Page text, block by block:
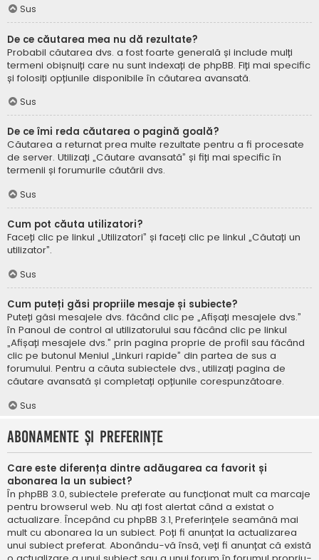
Sus
De ce căutarea mea nu dă rezultate?
Probabil căutarea dvs. a fost foarte generală și include mulți
termeni obișnuiți care nu sunt indexați de phpBB. Fiți mai specific
și folosiți opțiunile disponibile în căutarea avansată.
Sus
De ce îmi reda căutarea o pagină goală?
Căutarea a returnat prea multe rezultate pentru a fi procesate
de server. Utilizați „Căutare avansată” și fiți mai specific în
termenii și forumurile căutării dvs.
Sus
Cum pot căuta utilizatori?
Faceți clic pe linkul „Utilizatori” și faceți clic pe linkul „Căutați un
utilizator”.
Sus
Cum puteți găsi propriile mesaje și subiecte?
Puteți găsi mesajele dvs. făcând clic pe „Afișați mesajele dvs.”
în Panoul de control al utilizatorului sau făcând clic pe linkul
„Afișați mesajele dvs.” prin pagina proprie de profil sau făcând
clic pe butonul Meniul „Linkuri rapide” din partea de sus a
forumului. Pentru a căuta subiectele dvs., utilizați pagina de
căutare avansată și completați opțiunile corespunzătoare.
Sus
Abonamente și Preferințe
Care este diferența dintre adăugarea ca favorit și
abonarea la un subiect?
În phpBB 3.0, subiectele preferate au funcționat mult ca marcaje
pentru browserul web. Nu ați fost alertat când a existat o
actualizare. Începând cu phpBB 3.1, Preferințele seamănă mai
mult cu abonarea la un subiect. Poți fi anunțat la actualizarea
unui subiect preferat. Abonându-vă însă, veți fi anunțat că există